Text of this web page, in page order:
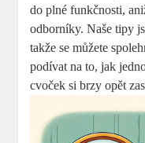
do plné funkčnosti,
odborníky. Naše tipy
takže se můžete
podívat na to, jak
cvoček si brzy opět